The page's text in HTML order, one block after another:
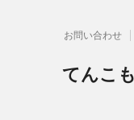
お問い合わせ
てんこ